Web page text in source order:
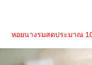
หอยนางรมสดประมาณ